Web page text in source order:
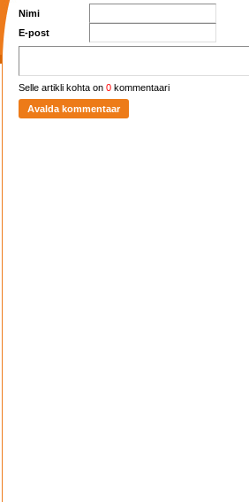
Nimi
E-post
Selle artikli kohta on 0 kommentaari